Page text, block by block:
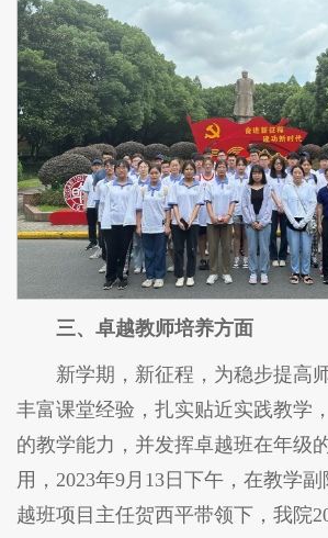
三、卓越教师培养方面
新学期，新征程，为稳步提高
丰富课堂经验，扎实贴近实践教学
的教学能力，并发挥卓越班在年级
用，2023年9月13日下午，在教学
越班项目主任贺西平带领下，我院